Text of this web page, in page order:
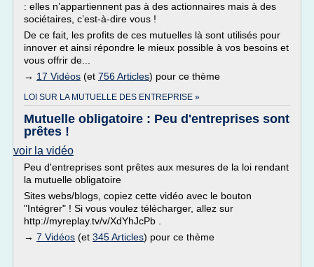
: elles n’appartiennent pas à des actionnaires mais à des
sociétaires, c’est-à-dire vous !
De ce fait, les profits de ces mutuelles là sont utilisés pour
innover et ainsi répondre le mieux possible à vos besoins et
vous offrir de...
→ 17 Vidéos (et 756 Articles) pour ce thème
LOI SUR LA MUTUELLE DES ENTREPRISE »
Mutuelle obligatoire : Peu d'entreprises sont
prêtes !
voir la vidéo
Peu d'entreprises sont prêtes aux mesures de la loi rendant
la mutuelle obligatoire
Sites webs/blogs, copiez cette vidéo avec le bouton
"Intégrer" ! Si vous voulez télécharger, allez sur
http://myreplay.tv/v/XdYhJcPb .
→ 7 Vidéos (et 345 Articles) pour ce thème